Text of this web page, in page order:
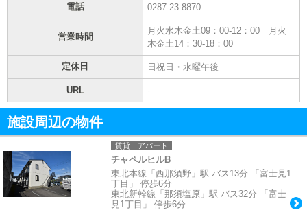
電話 0287-23-8870
営業時間
月火水木金土09：00-12：00 月火
木金土14：30-18：00
定休日 日祝日・水曜午後
URL -
施設周辺の物件
賃貸｜アパート
チャペルヒルB
東北本線「西那須野」駅 バス13分 「富士見1
丁目」 停歩6分
東北新幹線「那須塩原」駅 バス32分 「富士
見1丁目」 停歩6分